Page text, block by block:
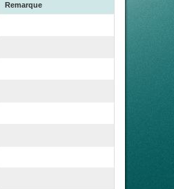
Remarque